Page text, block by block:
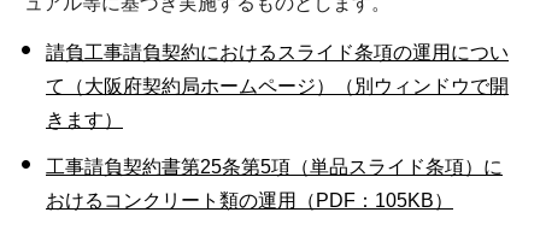
請負工事請負契約におけるスライド条項の運用につい
て（大阪府契約局ホームページ）（別ウィンドウで開
きます）
工事請負契約書第25条第5項（単品スライド条項）に
おけるコンクリート類の運用（PDF：105KB）